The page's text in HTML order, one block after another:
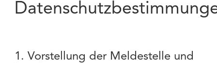
1. Vorstellung der Meldestelle und